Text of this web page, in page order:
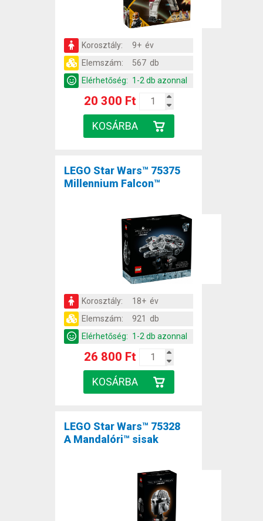
Korosztály:
9+ év
Elemszám:
567 db
Elérhetőség: 1-2 db azonnal
20 300 Ft
LEGO Star Wars™ 75375
Millennium Falcon™
Korosztály:
18+ év
Elemszám:
921 db
Elérhetőség: 1-2 db azonnal
26 800 Ft
LEGO Star Wars™ 75328
A Mandalóri™ sisak